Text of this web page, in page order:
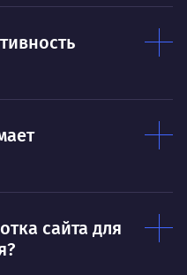
Этим всё
О
сайта для